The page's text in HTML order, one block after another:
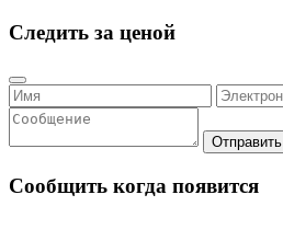
Следить за ценой
Отправить
Сообщить когда появится